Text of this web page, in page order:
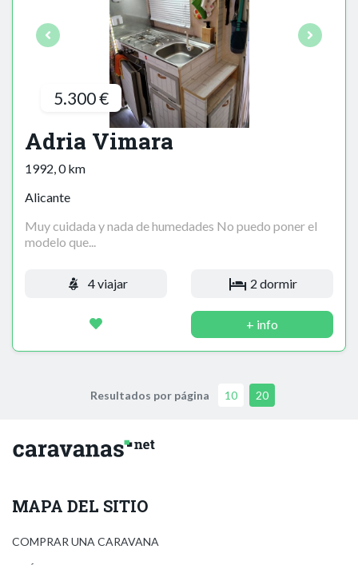
5.300 €
Adria Vimara
1992, 0 km
Alicante
Muy cuidada y nada de humedades No puedo poner el
modelo que...
4 viajar 2 dormir
+ info
Resultados por página 10 20
MAPA DEL SITIO
COMPRAR UNA CARAVANA